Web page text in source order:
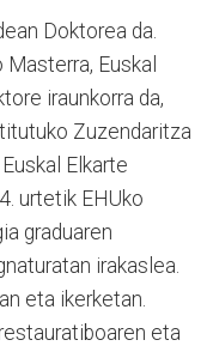
Doktorea da.
Euskal
iraunkorra da,
Zuzendaritza
Elkarte
urtetik EHUko
graduaren
irakaslea.
eta ikerketan.
eta